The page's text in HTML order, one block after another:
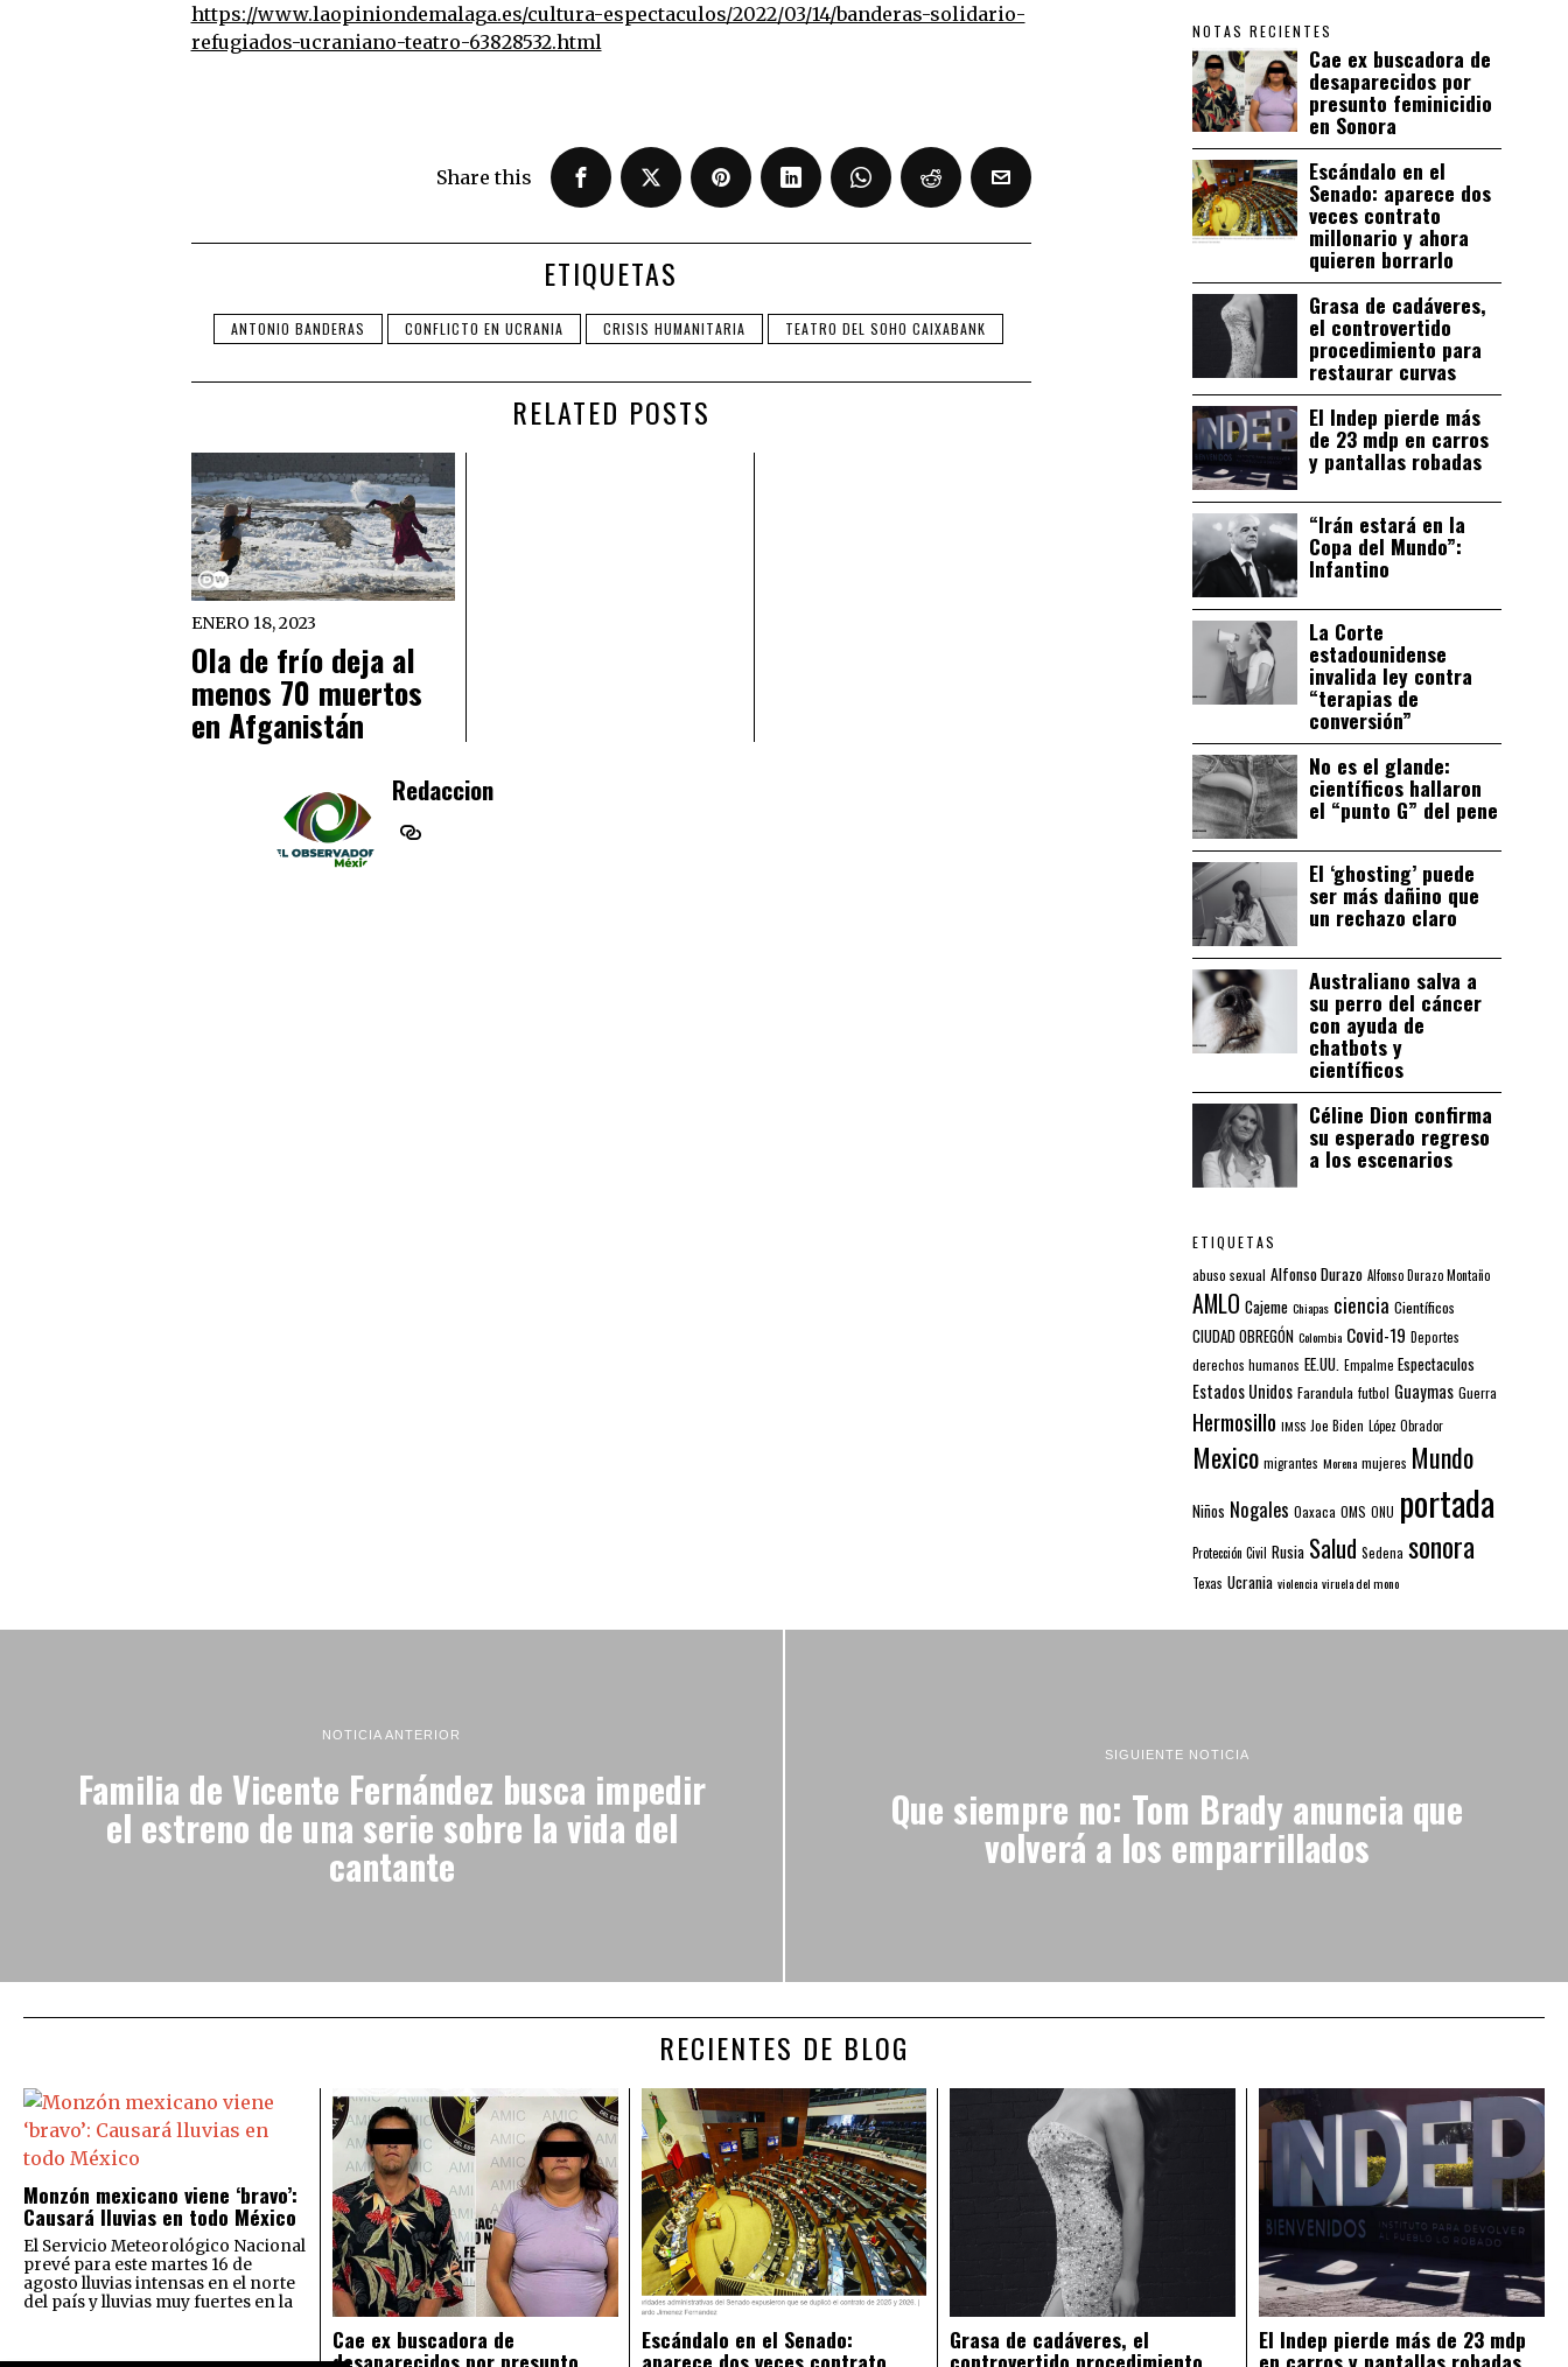
https://www.laopiniondemalaga.es/cultura-espectaculos/2022/03/14/banderas-solidario-
refugiados-ucraniano-teatro-63828532.html
Share this
ETIQUETAS
ANTONIO BANDERAS CONFLICTO EN UCRANIA CRISIS HUMANITARIA TEATRO DEL SOHO CAIXABANK
RELATED POSTS
ENERO 18, 2023
Ola de frío deja al
menos 70 muertos
en Afganistán
Redaccion
NOTAS RECIENTES
Cae ex buscadora de
desaparecidos por
presunto feminicidio
en Sonora
Escándalo en el
Senado: aparece dos
veces contrato
millonario y ahora
quieren borrarlo
Grasa de cadáveres,
el controvertido
procedimiento para
restaurar curvas
El Indep pierde más
de 23 mdp en carros
y pantallas robadas
“Irán estará en la
Copa del Mundo”:
Infantino
La Corte
estadounidense
invalida ley contra
“terapias de
conversión”
No es el glande:
científicos hallaron
el “punto G” del pene
El ‘ghosting’ puede
ser más dañino que
un rechazo claro
Australiano salva a
su perro del cáncer
con ayuda de
chatbots y
científicos
Céline Dion confirma
su esperado regreso
a los escenarios
ETIQUETAS
abuso sexual Alfonso Durazo Alfonso Durazo Montaño
AMLO Cajeme Chiapas ciencia Científicos
CIUDAD OBREGÓN Colombia Covid-19 Deportes
derechos humanos EE.UU. Empalme Espectaculos
Estados Unidos Farandula futbol Guaymas Guerra
Hermosillo IMSS Joe Biden López Obrador
Mexico migrantes Morena mujeres Mundo
Niños Nogales Oaxaca OMS ONU portada
Protección Civil Rusia Salud Sedena sonora
Texas Ucrania violencia viruela del mono
NOTICIA ANTERIOR
Familia de Vicente Fernández busca impedir
el estreno de una serie sobre la vida del
cantante
SIGUIENTE NOTICIA
Que siempre no: Tom Brady anuncia que
volverá a los emparrillados
RECIENTES DE BLOG
Monzón mexicano viene ‘bravo’:
Causará lluvias en todo México
El Servicio Meteorológico Nacional
prevé para este martes 16 de
agosto lluvias intensas en el norte
del país y lluvias muy fuertes en la
Cae ex buscadora de
desaparecidos por presunto
Escándalo en el Senado:
aparece dos veces contrato
Grasa de cadáveres, el
controvertido procedimiento
El Indep pierde más de 23 mdp
en carros y pantallas robadas